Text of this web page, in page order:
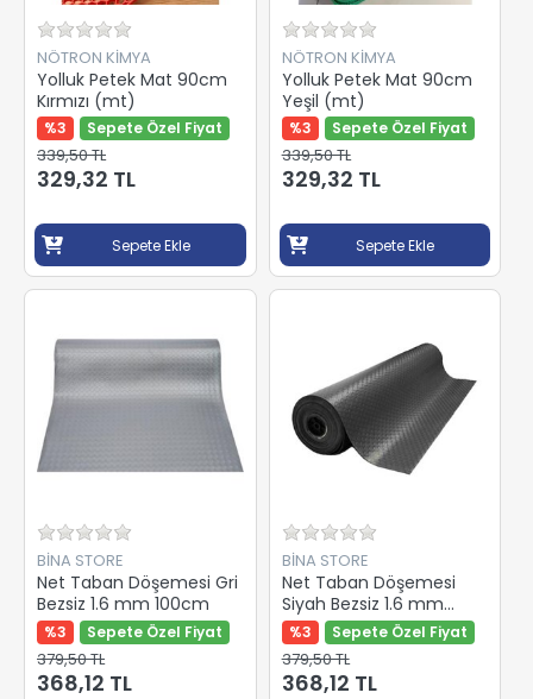
NÖTRON KİMYA
Yolluk Petek Mat 90cm
Kırmızı (mt)
%3 Sepete Özel Fiyat
339,50 TL
329,32 TL
Sepete Ekle
NÖTRON KİMYA
Yolluk Petek Mat 90cm
Yeşil (mt)
%3 Sepete Özel Fiyat
339,50 TL
329,32 TL
Sepete Ekle
BİNA STORE
Net Taban Döşemesi Gri
Bezsiz 1.6 mm 100cm
%3 Sepete Özel Fiyat
379,50 TL
368,12 TL
BİNA STORE
Net Taban Döşemesi
Siyah Bezsiz 1.6 mm
100cm
%3 Sepete Özel Fiyat
379,50 TL
368,12 TL